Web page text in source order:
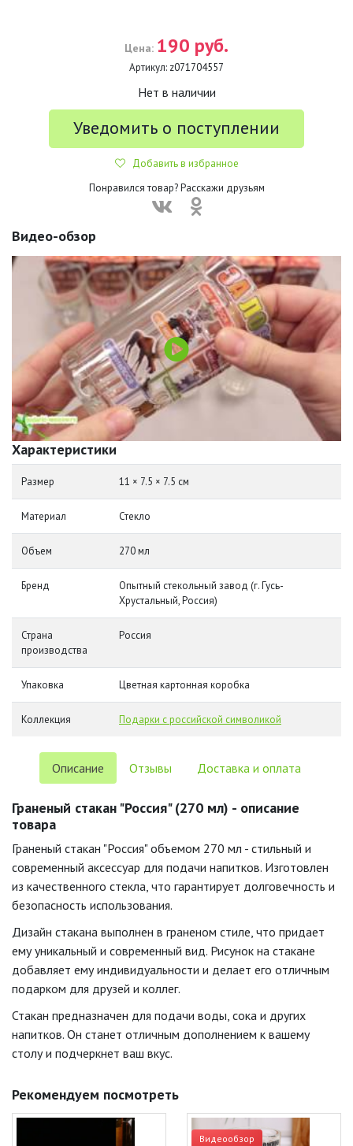
Цена: 190 руб.
Артикул: z071704557
Нет в наличии
Уведомить о поступлении
Добавить в избранное
Понравился товар? Расскажи друзьям
Видео-обзор
Характеристики
Размер 11 × 7.5 × 7.5 см
Материал Стекло
Объем 270 мл
Бренд
Опытный стекольный завод (г. Гусь-
Хрустальный, Россия)
Страна
производства
Россия
Упаковка Цветная картонная коробка
Коллекция Подарки с российской символикой
Описание Отзывы Доставка и оплата
Граненый стакан "Россия" (270 мл) - описание
товара
Граненый стакан "Россия" объемом 270 мл - стильный и
современный аксессуар для подачи напитков. Изготовлен
из качественного стекла, что гарантирует долговечность и
безопасность использования.
Дизайн стакана выполнен в граненом стиле, что придает
ему уникальный и современный вид. Рисунок на стакане
добавляет ему индивидуальности и делает его отличным
подарком для друзей и коллег.
Стакан предназначен для подачи воды, сока и других
напитков. Он станет отличным дополнением к вашему
столу и подчеркнет ваш вкус.
Рекомендуем посмотреть
Видеообзор